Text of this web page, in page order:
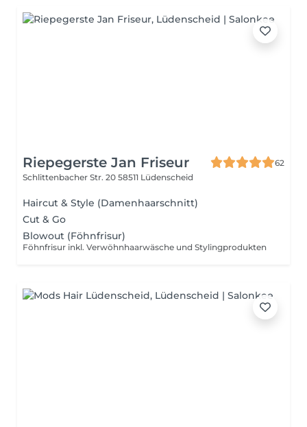
Riepegerste Jan Friseur
62
Schlittenbacher Str. 20 58511 Lüdenscheid
Haircut & Style (Damenhaarschnitt)
Cut & Go
Blowout (Föhnfrisur)
Föhnfrisur inkl. Verwöhnhaarwäsche und Stylingprodukten